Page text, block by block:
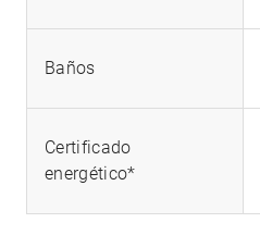
Baños
Certificado
energético*